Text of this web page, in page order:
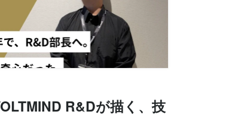
R&Dが描く、技